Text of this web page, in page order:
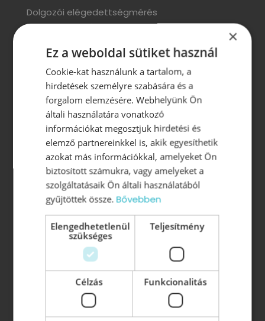
Dolgozói elégedettségmérés
Csapatelemzés
Jelöltanalízis
Onboarding(új munkatárs beillesztése a
szervezetbe)
Wellbeing szolgáltatások
Vezetőképzés
Vezetői Akadémia
Vezetői tréning
Vezetői konzultáció
Vezetői könyvek:
Z-HATÁS: A vezetés új korszaka
Beosztottból szövetséges
A motivált munkatárs létezik
×
Ez a weboldal sütiket használ
Cookie-kat használunk a tartalom, a
hirdetések személyre szabására és a
forgalom elemzésére. Webhelyünk Ön
általi használatára vonatkozó
információkat megosztjuk hirdetési és
elemző partnereinkkel is, akik egyesíthetik
azokat más információkkal, amelyeket Ön
biztosított számukra, vagy amelyeket a
szolgáltatásaik Ön általi használatából
gyűjtöttek össze.Bővebben
Elengedhetetlenül
szükséges
Teljesítmény
Célzás Funkcionalitás